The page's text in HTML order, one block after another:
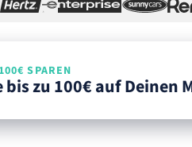
SPAREN
bis zu 100€ auf Deinen